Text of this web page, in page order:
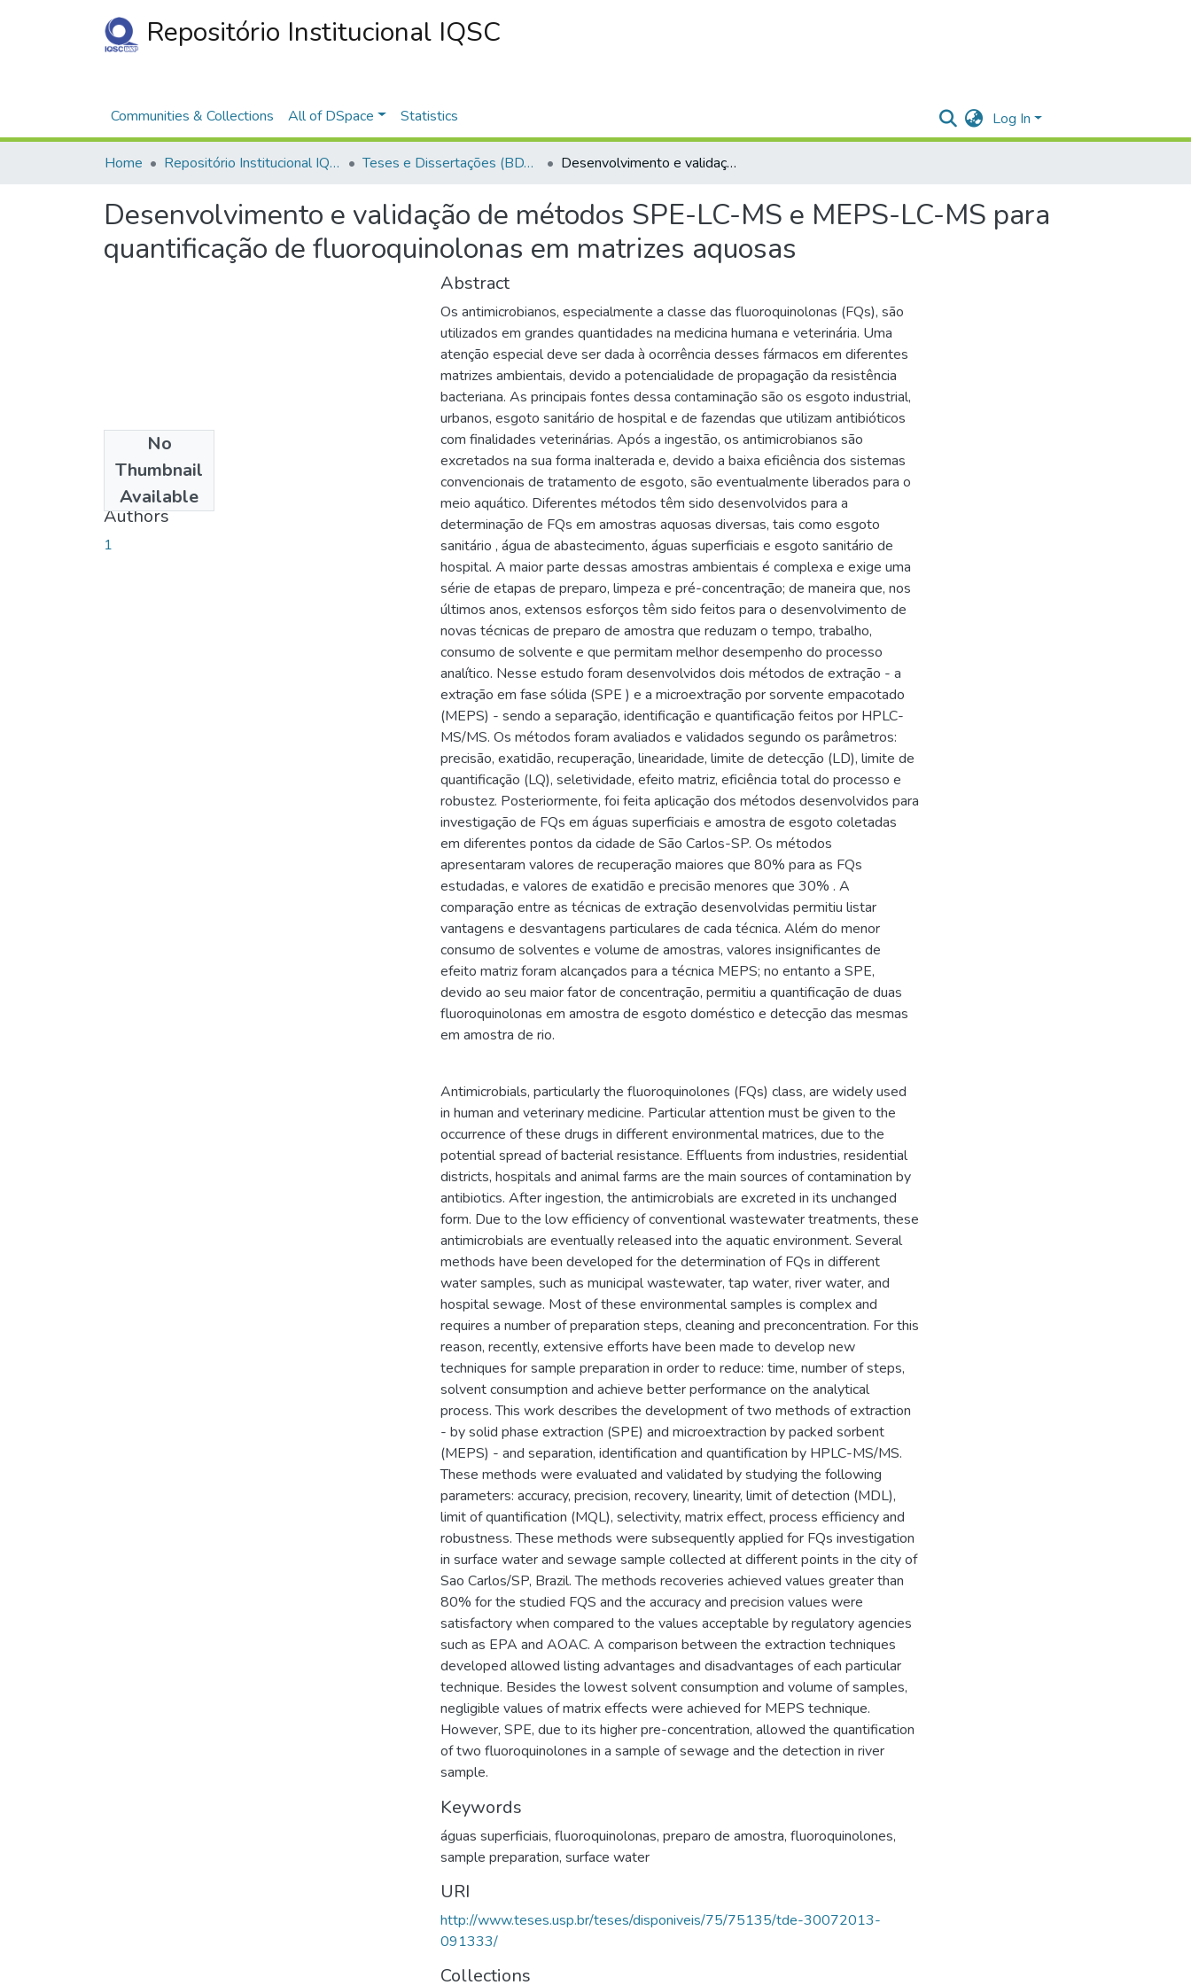
Repositório Institucional IQSC
Communities & Collections All of DSpace Statistics Log In
Home Repositório Institucional IQSC Teses e Dissertações (BDTD USP) Desenvolvimento e validação de métodos SPE-LC-MS e MEPS-LC-MS para quantificação de fluoroquinolonas em matrizes aquosas
Desenvolvimento e validação de métodos SPE-LC-MS e MEPS-LC-MS para
quantificação de fluoroquinolonas em matrizes aquosas
No
Thumbnail
Available
2013-10-10
Authors
1
Abstract
Os antimicrobianos, especialmente a classe das fluoroquinolonas (FQs), são
utilizados em grandes quantidades na medicina humana e veterinária. Uma
atenção especial deve ser dada à ocorrência desses fármacos em diferentes
matrizes ambientais, devido a potencialidade de propagação da resistência
bacteriana. As principais fontes dessa contaminação são os esgoto industrial,
urbanos, esgoto sanitário de hospital e de fazendas que utilizam antibióticos
com finalidades veterinárias. Após a ingestão, os antimicrobianos são
excretados na sua forma inalterada e, devido a baixa eficiência dos sistemas
convencionais de tratamento de esgoto, são eventualmente liberados para o
meio aquático. Diferentes métodos têm sido desenvolvidos para a
determinação de FQs em amostras aquosas diversas, tais como esgoto
sanitário , água de abastecimento, águas superficiais e esgoto sanitário de
hospital. A maior parte dessas amostras ambientais é complexa e exige uma
série de etapas de preparo, limpeza e pré-concentração; de maneira que, nos
últimos anos, extensos esforços têm sido feitos para o desenvolvimento de
novas técnicas de preparo de amostra que reduzam o tempo, trabalho,
consumo de solvente e que permitam melhor desempenho do processo
analítico. Nesse estudo foram desenvolvidos dois métodos de extração - a
extração em fase sólida (SPE ) e a microextração por sorvente empacotado
(MEPS) - sendo a separação, identificação e quantificação feitos por HPLC-
MS/MS. Os métodos foram avaliados e validados segundo os parâmetros:
precisão, exatidão, recuperação, linearidade, limite de detecção (LD), limite de
quantificação (LQ), seletividade, efeito matriz, eficiência total do processo e
robustez. Posteriormente, foi feita aplicação dos métodos desenvolvidos para
investigação de FQs em águas superficiais e amostra de esgoto coletadas
em diferentes pontos da cidade de São Carlos-SP. Os métodos
apresentaram valores de recuperação maiores que 80% para as FQs
estudadas, e valores de exatidão e precisão menores que 30% . A
comparação entre as técnicas de extração desenvolvidas permitiu listar
vantagens e desvantagens particulares de cada técnica. Além do menor
consumo de solventes e volume de amostras, valores insignificantes de
efeito matriz foram alcançados para a técnica MEPS; no entanto a SPE,
devido ao seu maior fator de concentração, permitiu a quantificação de duas
fluoroquinolonas em amostra de esgoto doméstico e detecção das mesmas
em amostra de rio.
Antimicrobials, particularly the fluoroquinolones (FQs) class, are widely used
in human and veterinary medicine. Particular attention must be given to the
occurrence of these drugs in different environmental matrices, due to the
potential spread of bacterial resistance. Effluents from industries, residential
districts, hospitals and animal farms are the main sources of contamination by
antibiotics. After ingestion, the antimicrobials are excreted in its unchanged
form. Due to the low efficiency of conventional wastewater treatments, these
antimicrobials are eventually released into the aquatic environment. Several
methods have been developed for the determination of FQs in different
water samples, such as municipal wastewater, tap water, river water, and
hospital sewage. Most of these environmental samples is complex and
requires a number of preparation steps, cleaning and preconcentration. For this
reason, recently, extensive efforts have been made to develop new
techniques for sample preparation in order to reduce: time, number of steps,
solvent consumption and achieve better performance on the analytical
process. This work describes the development of two methods of extraction
- by solid phase extraction (SPE) and microextraction by packed sorbent
(MEPS) - and separation, identification and quantification by HPLC-MS/MS.
These methods were evaluated and validated by studying the following
parameters: accuracy, precision, recovery, linearity, limit of detection (MDL),
limit of quantification (MQL), selectivity, matrix effect, process efficiency and
robustness. These methods were subsequently applied for FQs investigation
in surface water and sewage sample collected at different points in the city of
Sao Carlos/SP, Brazil. The methods recoveries achieved values greater than
80% for the studied FQS and the accuracy and precision values were
satisfactory when compared to the values acceptable by regulatory agencies
such as EPA and AOAC. A comparison between the extraction techniques
developed allowed listing advantages and disadvantages of each particular
technique. Besides the lowest solvent consumption and volume of samples,
negligible values of matrix effects were achieved for MEPS technique.
However, SPE, due to its higher pre-concentration, allowed the quantification
of two fluoroquinolones in a sample of sewage and the detection in river
sample.
Keywords
águas superficiais, fluoroquinolonas, preparo de amostra, fluoroquinolones,
sample preparation, surface water
URI
http://www.teses.usp.br/teses/disponiveis/75/75135/tde-30072013-
091333/
Collections